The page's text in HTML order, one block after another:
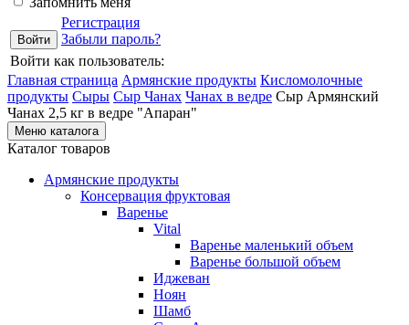
Регистрация
Забыли пароль?
Войти как пользователь:
Главная страница Армянские продукты Кисломолочные
продукты Сыры Сыр Чанах Чанах в ведре Сыр Армянский
Чанах 2,5 кг в ведре "Апаран"
Меню каталога
Каталог товаров
Армянские продукты
Консервация фруктовая
Варенье
Vital
Варенье маленький объем
Варенье большой объем
Иджеван
Ноян
Шамб